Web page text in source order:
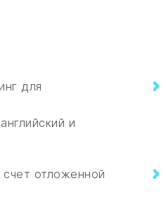
для
и
счет отложенной